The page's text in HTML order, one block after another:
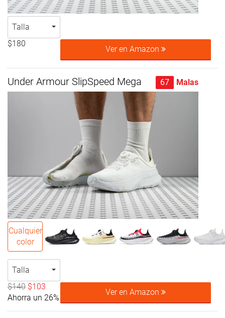
Talla
$180
Ver en Amazon
Under Armour SlipSpeed Mega 67 Malas
Cualquier
color
Talla
$140 $103
Ahorra un 26%
Ver en Amazon